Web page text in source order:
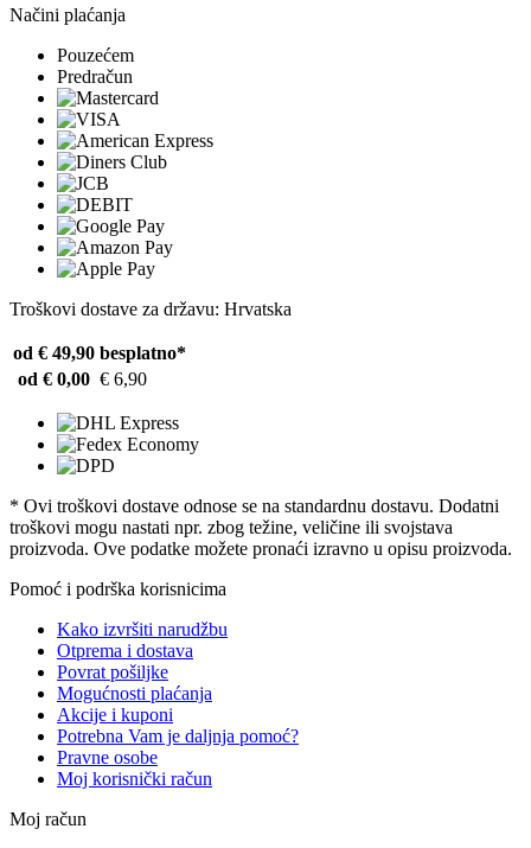
Načini plaćanja
Pouzećem
Predračun
Troškovi dostave za državu: Hrvatska
od € 49,90 besplatno*
od € 0,00 € 6,90
* Ovi troškovi dostave odnose se na standardnu ​​dostavu. Dodatni
troškovi mogu nastati npr. zbog težine, veličine ili svojstava
proizvoda. Ove podatke možete pronaći izravno u opisu proizvoda.
Pomoć i podrška korisnicima
Kako izvršiti narudžbu
Otprema i dostava
Povrat pošiljke
Mogućnosti plaćanja
Akcije i kuponi
Potrebna Vam je daljnja pomoć?
Pravne osobe
Moj korisnički račun
Moj račun